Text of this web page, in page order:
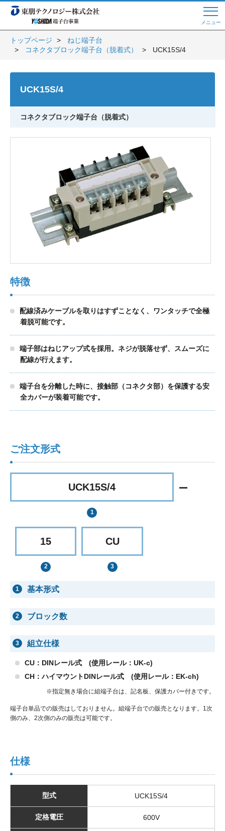
メニュー
Web商談 ご希望の方はこちら
電話・メールでお問い合わせ
トップページへ
よくある質問
会員登録
品質への取り組み 環境方針について
個人情報保護方針
トップページ
ねじ端子台
コネクタブロック端子台（脱着式）
UCK15S/4
UCK15S/4
コネクタブロック端子台（脱着式）
特徴
配線済みケーブルを取りはすずことなく、ワンタッチで全極
着脱可能です。
端子部はねじアップ式を採用。ネジが脱落せず、スムーズに
配線が行えます。
端子台を分離した時に、接触部（コネクタ部）を保護する安
全カバーが装着可能です。
ご注文形式
UCK15S/4
15 CU
1 基本形式
2 ブロック数
3 組立仕様
CU：DINレール式 (使用レール：UK-c)
CH：ハイマウントDINレール式 (使用レール：EK-ch)
※指定無き場合に組端子台は、記名板、保護カバー付きです。
端子台単品での販売はしておりません。組端子台での販売となります。1次
側のみ、2次側のみの販売は可能です。
仕様
型式 UCK15S/4
定格電圧 600V